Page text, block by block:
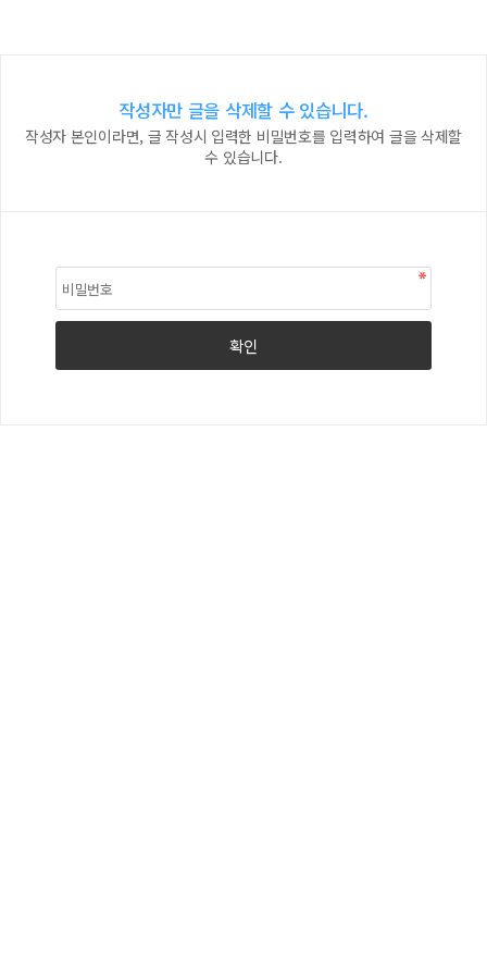
작성자만 글을 삭제할 수 있습니다.
작성자 본인이라면, 글 작성시 입력한 비밀번호를 입력하여 글을 삭제할
수 있습니다.